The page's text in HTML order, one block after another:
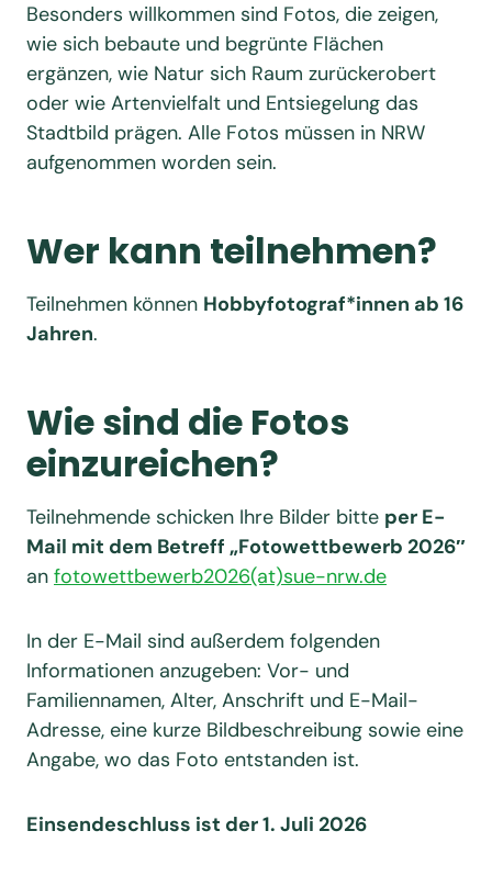
Besonders willkommen sind Fotos, die zeigen,
wie sich bebaute und begrünte Flächen
ergänzen, wie Natur sich Raum zurückerobert
oder wie Artenvielfalt und Entsiegelung das
Stadtbild prägen. Alle Fotos müssen in NRW
aufgenommen worden sein.
Wer kann teilnehmen?
Teilnehmen können Hobbyfotograf*innen ab 16
Jahren.
Wie sind die Fotos
einzureichen?
Teilnehmende schicken Ihre Bilder bitte per E-
Mail mit dem Betreff „Fotowettbewerb 2026″
an fotowettbewerb2026(at)sue-nrw.de
In der E-Mail sind außerdem folgenden
Informationen anzugeben: Vor- und
Familiennamen, Alter, Anschrift und E-Mail-
Adresse, eine kurze Bildbeschreibung sowie eine
Angabe, wo das Foto entstanden ist.
Einsendeschluss ist der 1. Juli 2026